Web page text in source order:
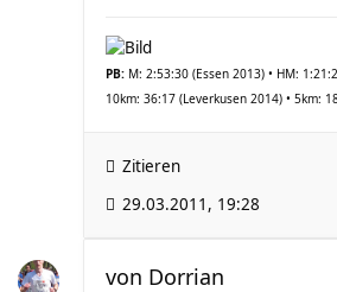
PB: M: 2:53:30 (Essen 2013) • HM:
10km: 36:17 (Leverkusen 2014) • 5km:
Zitieren
29.03.2011, 19:28
von Dorrian